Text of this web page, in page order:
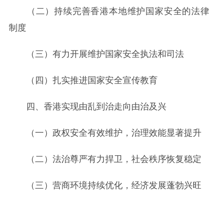
（二）持续完善香港本地维护国家安全的法律
制度
（三）有力开展维护国家安全执法和司法
（四）扎实推进国家安全宣传教育
四、香港实现由乱到治走向由治及兴
（一）政权安全有效维护，治理效能显著提升
（二）法治尊严有力捍卫，社会秩序恢复稳定
（三）营商环境持续优化，经济发展蓬勃兴旺